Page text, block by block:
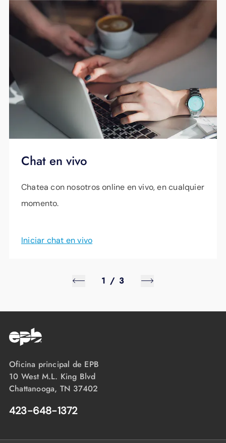
Chat en vivo
Chatea con nosotros online en vivo, en cualquier
momento.
Iniciar chat en vivo
1 / 3
Oficina principal de EPB
10 West M.L. King Blvd
Chattanooga, TN 37402
423-648-1372